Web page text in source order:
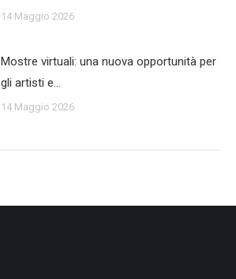
14 Maggio 2026
Mostre virtuali: una nuova opportunità per
gli artisti e…
14 Maggio 2026